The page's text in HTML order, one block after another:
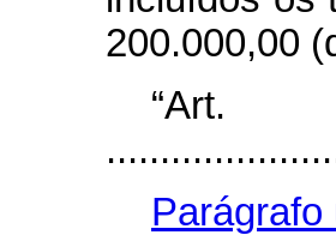
200.000,00
Parágrafo